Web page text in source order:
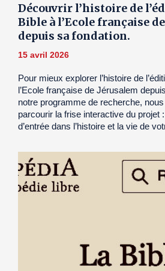
Découvrir l’histoire de
Bible à l’Ecole française
depuis sa fondation.
15 avril 2026
Pour mieux explorer l’histoire de
l’Ecole française de Jérusalem
notre programme de recherche,
parcourir la frise interactive du
d’entrée dans l’histoire et la vie de